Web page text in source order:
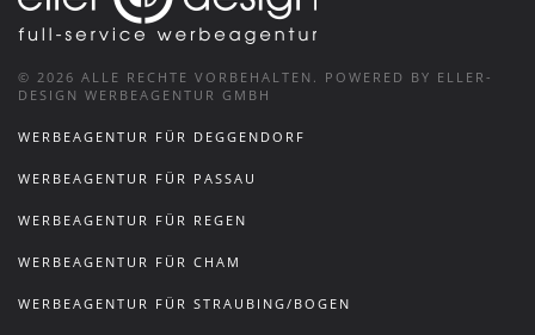
© 2026 ALLE RECHTE VORBEHALTEN. POWERED BY ELLER-
DESIGN WERBEAGENTUR GMBH
WERBEAGENTUR FÜR DEGGENDORF
WERBEAGENTUR FÜR PASSAU
WERBEAGENTUR FÜR REGEN
WERBEAGENTUR FÜR CHAM
WERBEAGENTUR FÜR STRAUBING/BOGEN